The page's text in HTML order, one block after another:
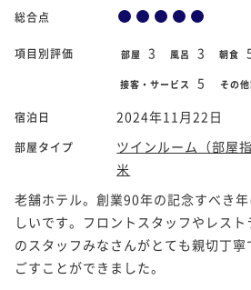
総合点
項目別評価 部屋 3 風呂 3 朝食
接客・サービス 5 その
宿泊日 2024年11月22日
部屋タイプ
ツインルーム（部屋
米
老舗ホテル。創業90年の記念すべき
しいです。フロントスタッフやレス
のスタッフみなさんがとても親切丁
ごすことができました。